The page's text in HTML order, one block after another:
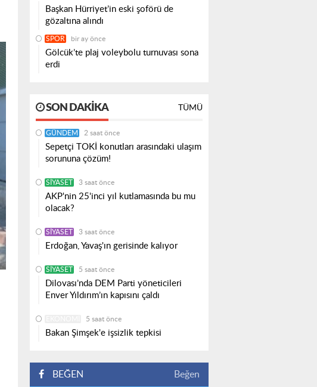
Başkan Hürriyet’in eski şoförü de
gözaltına alındı
SPOR bir ay önce
Gölcük’te plaj voleybolu turnuvası sona
erdi
SON DAKIKA TÜMÜ
GÜNDEM 2 saat önce
Sepetçi TOKİ konutları arasındaki ulaşım
sorununa çözüm!
SIYASET 3 saat önce
AKP'nin 25'inci yıl kutlamasında bu mu
olacak?
SIYASET 3 saat önce
Erdoğan, Yavaş'ın gerisinde kalıyor
SIYASET 5 saat önce
Dilovası’nda DEM Parti yöneticileri
Enver Yıldırım’ın kapısını çaldı
5 saat önce
Bakan Şimşek'e işsizlik tepkisi
BEĞEN Beğen